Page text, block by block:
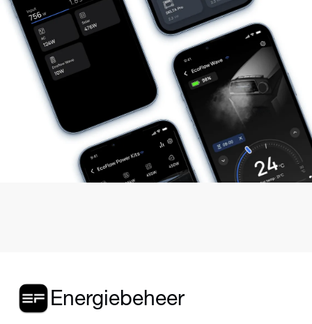
Energiebeheer